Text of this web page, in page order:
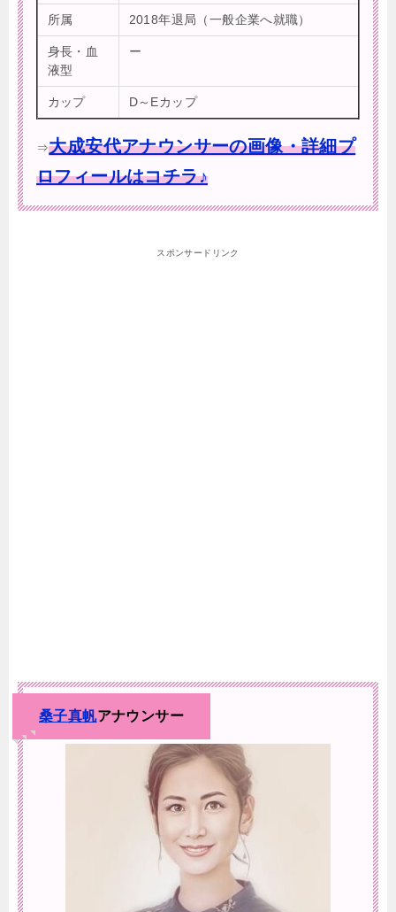
所属 2018年退局（一般企業へ就職）
身長・血
液型
ー
カップ D～Eカップ
⇒大成安代アナウンサーの画像・詳細プ
ロフィールはコチラ♪
スポンサードリンク
桑子真帆アナウンサー